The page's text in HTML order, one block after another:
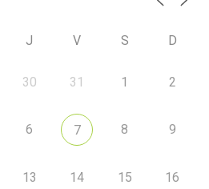
J V S D
30 31 1 2
6 7 8 9
13 14 15 16